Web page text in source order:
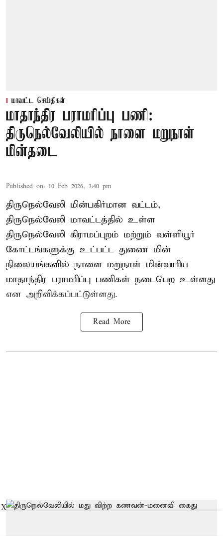
மாவட்ட செய்திகள்
மாதாந்திர பராமரிப்பு பணி:
திருநெல்வேலியில் நாளை மறுநாள்
மின்தடை
Published on: 10 Feb 2026, 3:40 pm
திருநெல்வேலி மின்பகிர்மான வட்டம்,
திருநெல்வேலி மாவட்டத்தில் உள்ள
திருநெல்வேலி கிராமப்புறம் மற்றும் வள்ளியூர்
கோட்டங்களுக்கு உட்பட்ட துணை மின்
நிலையங்களில் நாளை மறுநாள் மின்வாரிய
மாதாந்திர பராமரிப்பு பணிகள் நடைபெற உள்ளது
என அறிவிக்கப்பட்டுள்ளது.
Read More
X